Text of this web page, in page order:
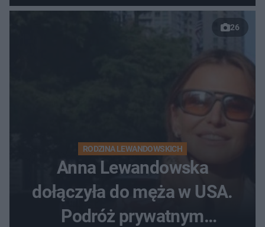
26
RODZINA LEWANDOWSKICH
Anna Lewandowska
dołączyła do męża w USA.
Podróż prywatnym